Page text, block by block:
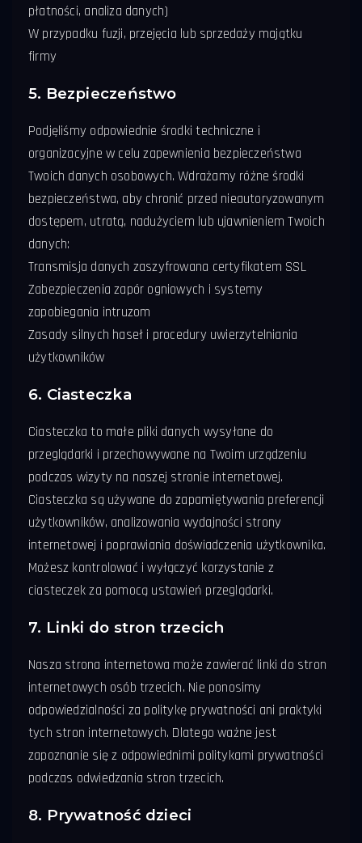
płatności, analiza danych)
W przypadku fuzji, przejęcia lub sprzedaży majątku
firmy
5. Bezpieczeństwo
Podjęliśmy odpowiednie środki techniczne i
organizacyjne w celu zapewnienia bezpieczeństwa
Twoich danych osobowych. Wdrażamy różne środki
bezpieczeństwa, aby chronić przed nieautoryzowanym
dostępem, utratą, nadużyciem lub ujawnieniem Twoich
danych:
Transmisja danych zaszyfrowana certyfikatem SSL
Zabezpieczenia zapór ogniowych i systemy
zapobiegania intruzom
Zasady silnych haseł i procedury uwierzytelniania
użytkowników
6. Ciasteczka
Ciasteczka to małe pliki danych wysyłane do
przeglądarki i przechowywane na Twoim urządzeniu
podczas wizyty na naszej stronie internetowej.
Ciasteczka są używane do zapamiętywania preferencji
użytkowników, analizowania wydajności strony
internetowej i poprawiania doświadczenia użytkownika.
Możesz kontrolować i wyłączyć korzystanie z
ciasteczek za pomocą ustawień przeglądarki.
7. Linki do stron trzecich
Nasza strona internetowa może zawierać linki do stron
internetowych osób trzecich. Nie ponosimy
odpowiedzialności za politykę prywatności ani praktyki
tych stron internetowych. Dlatego ważne jest
zapoznanie się z odpowiednimi politykami prywatności
podczas odwiedzania stron trzecich.
8. Prywatność dzieci